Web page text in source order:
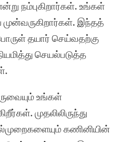
நம்புகிறார்கள். உங்கள்
முன்வருகிறார்கள். இந்தத்
தயார் செய்வதற்கு
செயல்படுத்த
உங்கள்
முதலிலிருந்து
கணினியின்